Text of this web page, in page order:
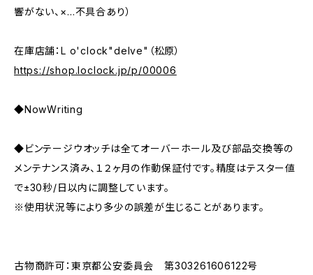
響がない、×…不具合あり）
在庫店舗：L o'clock"delve"（松原）
https://shop.loclock.jp/p/00006
◆NowWriting
◆ビンテージウオッチは全てオーバーホール及び部品交換等の
メンテナンス済み、１２ヶ月の作動保証付です。精度はテスター値
で±30秒/日以内に調整しています。
※使用状況等により多少の誤差が生じることがあります。
古物商許可：東京都公安委員会 第303261606122号